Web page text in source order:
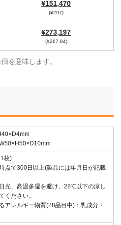
¥151,470
(¥297)
¥273,197
(¥267.84)
を意味します。
枚)
点で300日以上(製品には年月日が記載
光、高温多湿を避け、28℃以下の涼し
ください。
アレルギー物質(28品目中)：乳成分・